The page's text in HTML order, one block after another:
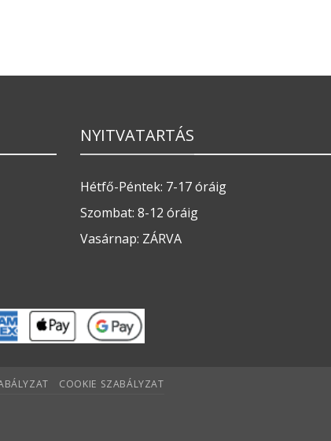
NYITVATARTÁS
Hétfő-Péntek: 7-17 óráig
Szombat: 8-12 óráig
Vasárnap: ZÁRVA
COOKIE SZABÁLYZAT